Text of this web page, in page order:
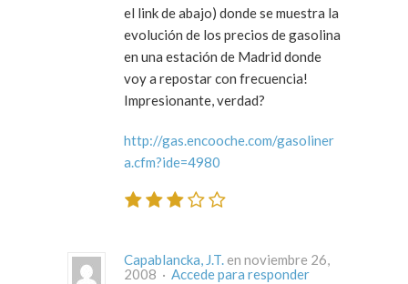
el link de abajo) donde se muestra la
evolución de los precios de gasolina
en una estación de Madrid donde
voy a repostar con frecuencia!
Impresionante, verdad?
http://gas.encooche.com/gasoliner
a.cfm?ide=4980
Capablancka, J.T. en noviembre 26,
2008 · Accede para responder